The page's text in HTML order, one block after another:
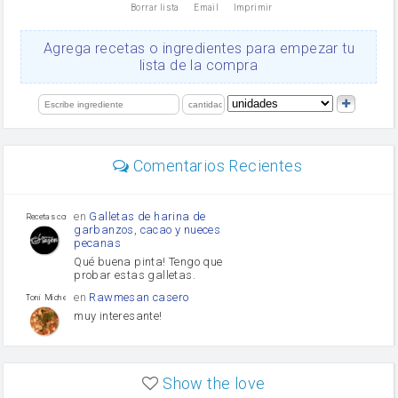
Ajos
Levadura
limón
Borrar lista Email Imprimir
Agrega recetas o ingredientes para empezar tu
lista de la compra
Comentarios Recientes
Recetas con sazon
en Galletas de harina de
garbanzos, cacao y nueces
pecanas
Qué buena pinta! Tengo que
probar estas galletas.
Toni Michel Caubet
en Rawmesan casero
muy interesante!
enLasaña casera fácil y
Show the love